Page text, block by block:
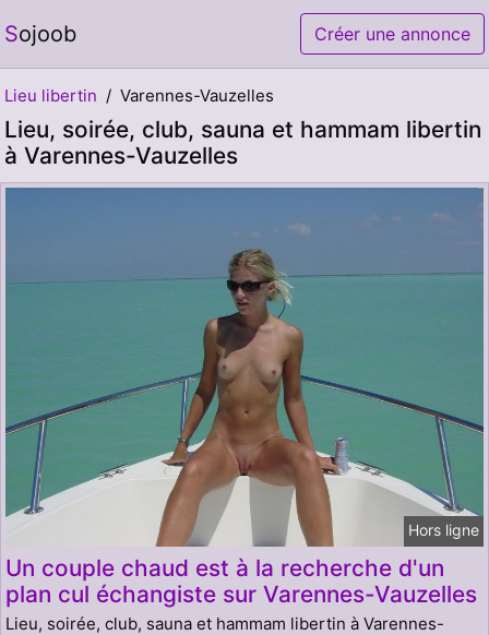
Sojoob Créer une annonce
Lieu libertin Varennes-Vauzelles
Lieu, soirée, club, sauna et hammam libertin
à Varennes-Vauzelles
Hors ligne
Un couple chaud est à la recherche d'un
plan cul échangiste sur Varennes-Vauzelles
Lieu, soirée, club, sauna et hammam libertin à Varennes-